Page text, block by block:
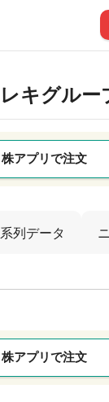
キグルー
株アプリで注文
列データ
株アプリで注文